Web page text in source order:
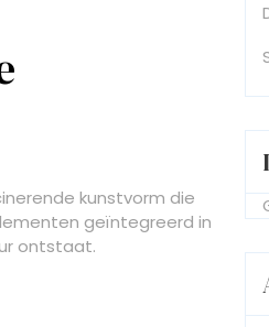
kunstvorm die
geïntegreerd in
ontstaat.